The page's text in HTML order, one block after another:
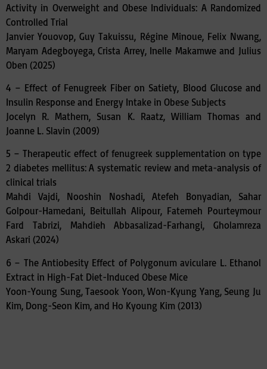
Activity in Overweight and Obese Individuals: A Randomized
Controlled Trial
Janvier Youovop, Guy Takuissu, Régine Minoue, Felix Nwang,
Maryam Adegboyega, Crista Arrey, Inelle Makamwe and Julius
Oben (2025)
4 – Effect of Fenugreek Fiber on Satiety, Blood Glucose and
Insulin Response and Energy Intake in Obese Subjects
Jocelyn R. Mathern, Susan K. Raatz, William Thomas and
Joanne L. Slavin (2009)
5 – Therapeutic effect of fenugreek supplementation on type
2 diabetes mellitus: A systematic review and meta-analysis of
clinical trials
Mahdi Vajdi, Nooshin Noshadi, Atefeh Bonyadian, Sahar
Golpour-Hamedani, Beitullah Alipour, Fatemeh Pourteymour
Fard Tabrizi, Mahdieh Abbasalizad-Farhangi, Gholamreza
Askari (2024)
6 – The Antiobesity Effect of Polygonum aviculare L. Ethanol
Extract in High-Fat Diet-Induced Obese Mice
Yoon-Young Sung, Taesook Yoon, Won-Kyung Yang, Seung Ju
Kim, Dong-Seon Kim, and Ho Kyoung Kim (2013)